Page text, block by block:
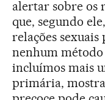
alertar sobre os
que, segundo
relações sexuais
nenhum
incluímos mais
primária,